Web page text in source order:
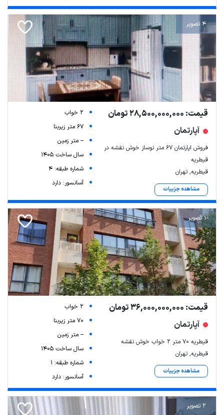
4 تصویر
قیمت: 28,500,000,000 تومان
آپارتمان
فروش اپارتمان 67 متر نوساز خوش نقشه در
قیطریه
قیطریه, تهران
مشاهده جزییات
2 خواب
67 متر زیربنا
-- متر زمین
سال ساخت 1405
شماره طبقه: 4
آسانسور: دارد
1 تصویر
قیمت: 36,000,000,000 تومان
آپارتمان
قیطریه ۷۰ متر ۲ خواب خوش نقشه
قیطریه, تهران
مشاهده جزییات
2 خواب
70 متر زیربنا
-- متر زمین
سال ساخت 1405
شماره طبقه: 1
آسانسور: دارد
2 تصویر